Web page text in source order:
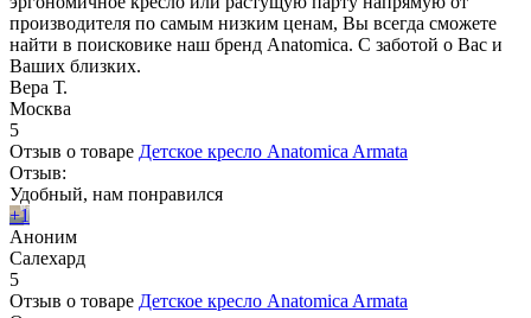
производителя по самым низким ценам, Вы всегда сможете
найти в поисковике наш бренд Anatomica. С заботой о Вас и
Ваших близких.
Вера Т.
Москва
5
Отзыв о товаре Детское кресло Anatomica Armata
Отзыв:
Удобный, нам понравился
+1
Аноним
Салехард
5
Отзыв о товаре Детское кресло Anatomica Armata